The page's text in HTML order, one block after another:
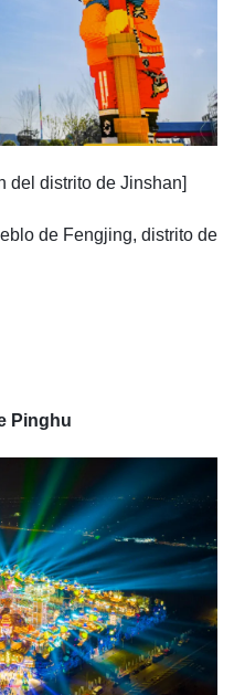
del distrito de Jinshan]
de Fengjing, distrito de
Pinghu